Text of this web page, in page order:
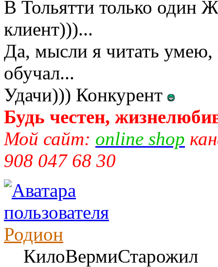
В Тольятти только один
клиент)))...
Да, мысли я читать
обучал...
Удачи))) Конкурент
Будь честен,
Мой сайт: online shop
908 047 68 30
Родион
КилоВермиСтарожил